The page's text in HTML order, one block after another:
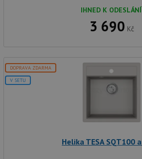
IHNED K ODESLÁNÍ
3 690 Kč
DOPRAVA ZDARMA
V SETU
Helika TESA SQT100